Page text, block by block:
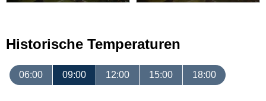
Historische Temperaturen
06:00 09:00 12:00 15:00 18:00